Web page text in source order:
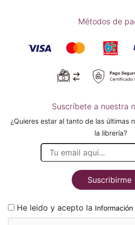
Métodos de
Suscríbete a nuestra
¿Quieres estar al tanto de las últimas
la librería?
Suscribirme
He leido y acepto la